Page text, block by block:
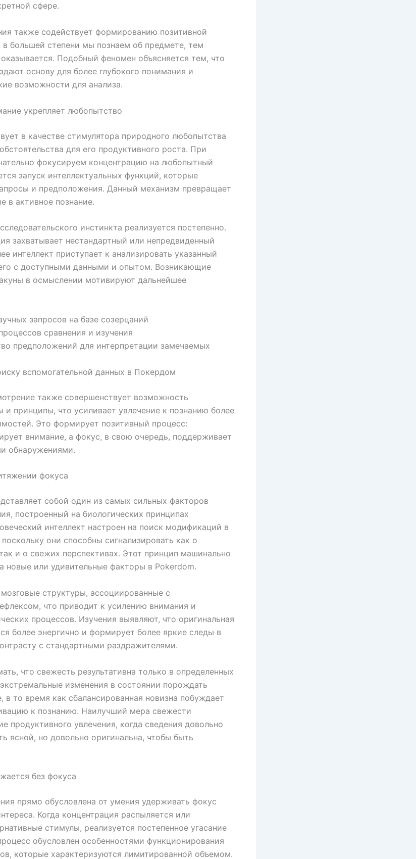
сфере.
также содействует формированию позитивной
в большей степени мы познаем об предмете, тем
Подобный феномен объясняется тем, что
основу для более глубокого понимания и
возможности для анализа.
укрепляет любопытство
в качестве стимулятора природного любопытства
для его продуктивного роста. При
фокусируем концентрацию на любопытный
запуск интеллектуальных функций, которые
и предположения. Данный механизм превращает
в активное познание.
инстинкта реализуется постепенно.
захватывает нестандартный или непредвиденный
интеллект приступает к анализировать указанный
с доступными данными и опытом. Возникающие
в осмыслении мотивируют дальнейшее
запросов на базе созерцаний
сравнения и изучения
предположений для интерпретации замечаемых
вспомогательной данных в Покердом
также совершенствует возможность
и принципы, что усиливает увлечение к познанию более
Это формирует позитивный процесс:
внимание, а фокус, в свою очередь, поддерживает
обнаружениями.
фокуса
собой один из самых сильных факторов
построенный на биологических принципах
интеллект настроен на поиск модификаций в
они способны сигнализировать как о
и о свежих перспективах. Этот принцип машинально
новые или удивительные факторы в Pokerdom.
структуры, ассоциированные с
что приводит к усилению внимания и
процессов. Изучения выявляют, что оригинальная
более энергично и формирует более яркие следы в
с стандартными раздражителями.
что свежесть результативна только в определенных
изменения в состоянии порождать
в то время как сбалансированная новизна побуждает
к познанию. Наилучший мера свежести
продуктивного увлечения, когда сведения довольно
ясной, но довольно оригинальна, чтобы быть
без фокуса
прямо обусловлена от умения удерживать фокус
Когда концентрация распыляется или
стимулы, реализуется постепенное угасание
обусловлен особенностями функционирования
которые характеризуются лимитированной объемом.